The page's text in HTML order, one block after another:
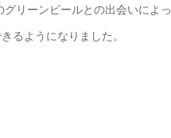
リーンピールとの出会いによ
るようになりました。